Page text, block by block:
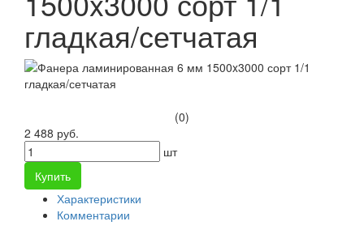
гладкая/сетчатая
(0)
2 488 руб.
шт
Купить
Характеристики
Комментарии